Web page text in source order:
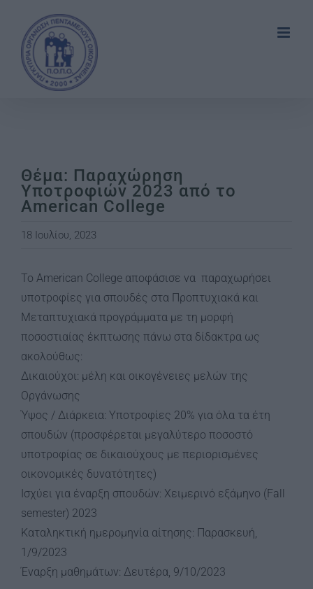
content
Θέμα: Παραχώρηση
Υποτροφιών 2023 από το
American College
18 Ιουλίου, 2023
Το American College αποφάσισε να παραχωρήσει
υποτροφίες για σπουδές στα Προπτυχιακά και
Μεταπτυχιακά προγράμματα με τη μορφή
ποσοστιαίας έκπτωσης πάνω στα δίδακτρα ως
ακολούθως:
Δικαιούχοι: μέλη και οικογένειες μελών της
Οργάνωσης
Ύψος / Διάρκεια: Υποτροφίες 20% για όλα τα έτη
σπουδών (προσφέρεται μεγαλύτερο ποσοστό
υποτροφίας σε δικαιούχους με περιορισμένες
οικονομικές δυνατότητες)
Ισχύει για έναρξη σπουδών: Χειμερινό εξάμηνο (Fall
semester) 2023
Καταληκτική ημερομηνία αίτησης: Παρασκευή,
1/9/2023
Έναρξη μαθημάτων: Δευτέρα, 9/10/2023